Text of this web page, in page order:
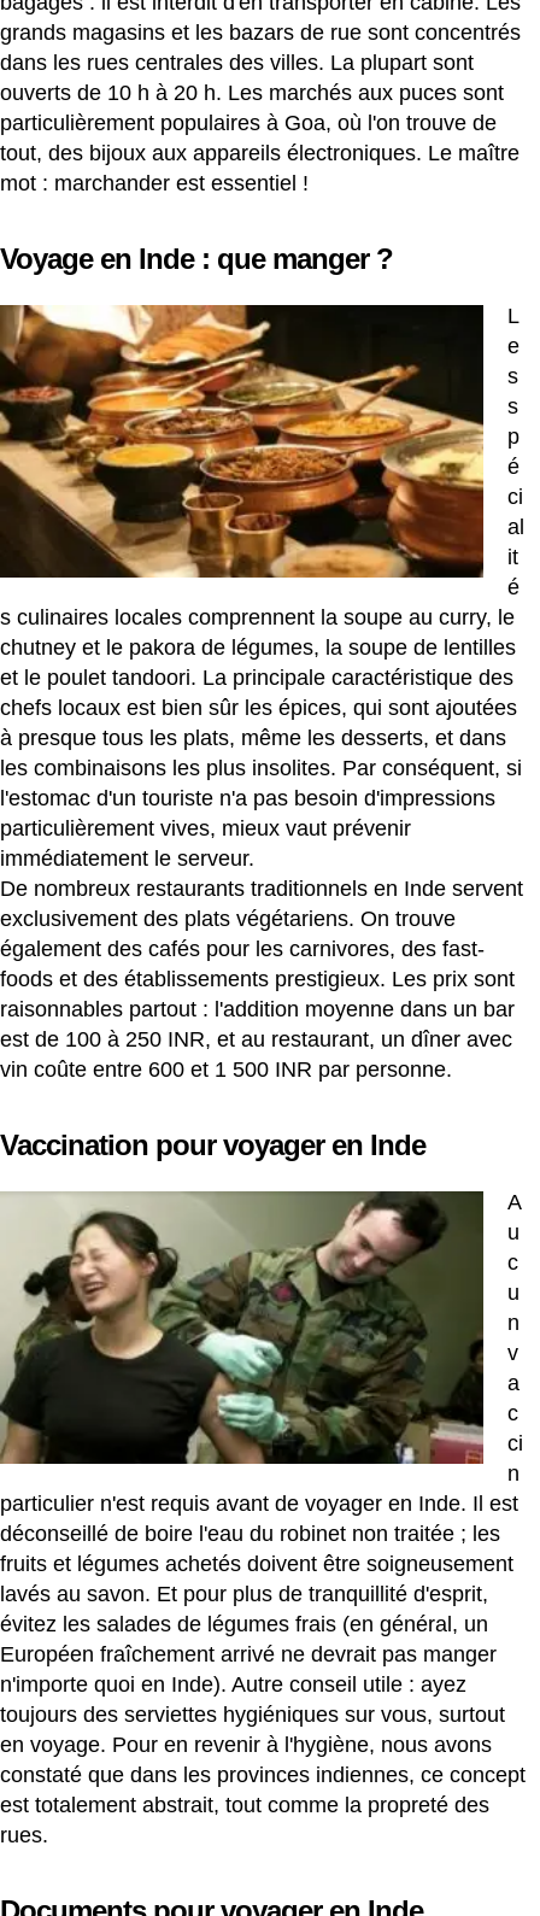
grands magasins et les bazars de rue sont concentrés
dans les rues centrales des villes. La plupart sont
ouverts de 10 h à 20 h. Les marchés aux puces sont
particulièrement populaires à Goa, où l'on trouve de
tout, des bijoux aux appareils électroniques. Le maître
mot : marchander est essentiel !
Voyage en Inde : que manger ?
L
e
s
s
p
é
ci
al
it
é
s culinaires locales comprennent la soupe au curry, le
chutney et le pakora de légumes, la soupe de lentilles
et le poulet tandoori. La principale caractéristique des
chefs locaux est bien sûr les épices, qui sont ajoutées
à presque tous les plats, même les desserts, et dans
les combinaisons les plus insolites. Par conséquent, si
l'estomac d'un touriste n'a pas besoin d'impressions
particulièrement vives, mieux vaut prévenir
immédiatement le serveur.
De nombreux restaurants traditionnels en Inde servent
exclusivement des plats végétariens. On trouve
également des cafés pour les carnivores, des fast-
foods et des établissements prestigieux. Les prix sont
raisonnables partout : l'addition moyenne dans un bar
est de 100 à 250 INR, et au restaurant, un dîner avec
vin coûte entre 600 et 1 500 INR par personne.
Vaccination pour voyager en Inde
A
u
c
u
n
v
a
c
ci
n
particulier n'est requis avant de voyager en Inde. Il est
déconseillé de boire l'eau du robinet non traitée ; les
fruits et légumes achetés doivent être soigneusement
lavés au savon. Et pour plus de tranquillité d'esprit,
évitez les salades de légumes frais (en général, un
Européen fraîchement arrivé ne devrait pas manger
n'importe quoi en Inde). Autre conseil utile : ayez
toujours des serviettes hygiéniques sur vous, surtout
en voyage. Pour en revenir à l'hygiène, nous avons
constaté que dans les provinces indiennes, ce concept
est totalement abstrait, tout comme la propreté des
rues.